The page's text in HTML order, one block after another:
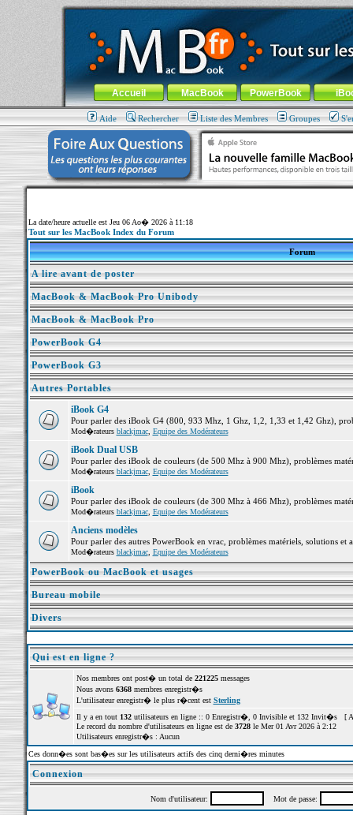
MacBook-fr.com : 100% Apple... 100% nomade !
Aller au contenu-Aller au menu général-Aller au menu de
Menu général
Accueil MacBook PowerBook
Aide Rechercher Liste des Membres Groupes
La date/heure actuelle est Jeu 06 Ao� 2026 à 11:18
Tout sur les MacBook Index du Forum
Forum
A lire avant de poster
MacBook & MacBook Pro Unibody
MacBook & MacBook Pro
PowerBook G4
PowerBook G3
Autres Portables
iBook G4
Pour parler des iBook G4 (800, 933 Mhz, 1 Ghz, 1,2, 1,33 et 1,42 Ghz),
Mod�rateurs blackjmac, Equipe des Modérateurs
iBook Dual USB
Pour parler des iBook de couleurs (de 500 Mhz à 900 Mhz), problèmes
Mod�rateurs blackjmac, Equipe des Modérateurs
iBook
Pour parler des iBook de couleurs (de 300 Mhz à 466 Mhz), problèmes
Mod�rateurs blackjmac, Equipe des Modérateurs
Anciens modèles
Pour parler des autres PowerBook en vrac, problèmes matériels, solutions et
Mod�rateurs blackjmac, Equipe des Modérateurs
PowerBook ou MacBook et usages
Bureau mobile
Divers
Qui est en ligne ?
Nos membres ont post� un total de 221225messages
Nous avons 6368membres enregistr�s
L'utilisateur enregistr� le plus r�cent est Sterling
Il y a en tout 132utilisateurs en ligne :: 0 Enregistr�, 0 Invisible et 132 Invit�s [
Le record du nombre d'utilisateurs en ligne est de 3728le Mer 01 Avr 2026 à 2:12
Utilisateurs enregistr�s : Aucun
Ces donn�es sont bas�es sur les utilisateurs actifs des cinq derni�res minutes
Connexion
Nom d'utilisateur: Mot de passe: